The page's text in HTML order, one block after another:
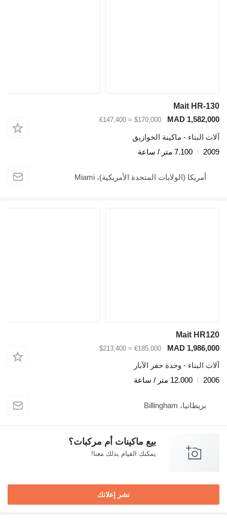
Mait HR-130
MAD 1,582,000
$170,000
≈ €147,400
آلات البناء - ماكينة الخوازيق
2009
7.100 متر / ساعة
أمريكا (الولايات المتحدة الأمريكية)، Miami
Mait HR120
MAD 1,986,000
€185,000
≈ $213,400
آلات البناء - وحدة حفر الآبار
2006
12.000 متر / ساعة
بريطانيا، Billingham
بيع ماكينات أم مركبات؟
يمكنك القيام بذلك معنا!
نشر إعلانك